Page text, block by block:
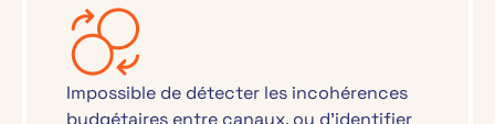
Impossible de détecter les incohérences
budgétaires entre canaux, ou d’identifier